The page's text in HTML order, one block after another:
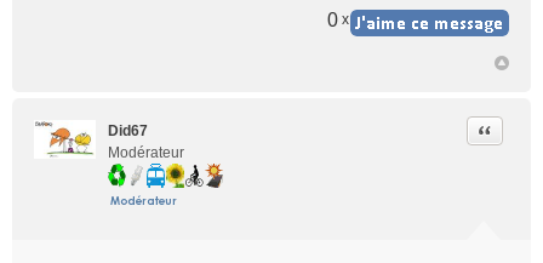
0 x
Did67
Modérateur
Citer